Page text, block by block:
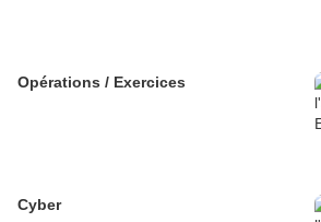
Opérations / Exercices
Cyber